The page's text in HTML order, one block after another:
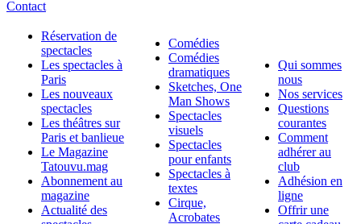
Contact
Réservation de
spectacles
Les spectacles à
Paris
Les nouveaux
spectacles
Les théâtres sur
Paris et banlieue
Le Magazine
Tatouvu.mag
Abonnement au
magazine
Actualité des
Comédies
Comédies
dramatiques
Sketches, One
Man Shows
Spectacles
visuels
Spectacles
pour enfants
Spectacles à
textes
Cirque,
Acrobates
Qui sommes
nous
Nos services
Questions
courantes
Comment
adhérer au
club
Adhésion en
ligne
Offrir une